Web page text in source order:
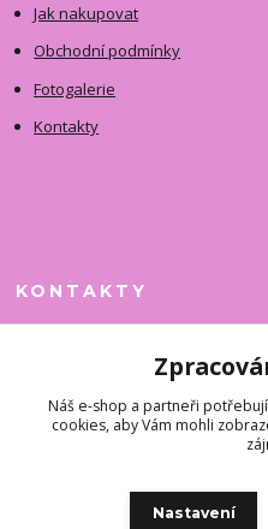
Jak nakupovat
Obchodní podmínky
Fotogalerie
Kontakty
KONTAKTY
+420 731 390 323
Náš e-shop a partneři potřebují
cookies, aby Vám mohli
Nastavení